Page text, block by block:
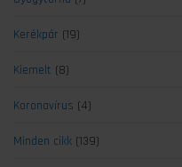
Kerékpár (19)
Kiemelt (8)
Koronavírus (4)
Minden cikk (139)